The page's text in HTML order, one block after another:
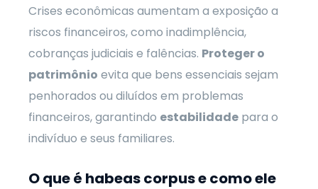
Crises econômicas aumentam a exposição a
riscos financeiros, como inadimplência,
cobranças judiciais e falências. Proteger o
patrimônio evita que bens essenciais sejam
penhorados ou diluídos em problemas
financeiros, garantindo estabilidadepara o
indivíduo e seus familiares.
O que é habeas corpus e como ele